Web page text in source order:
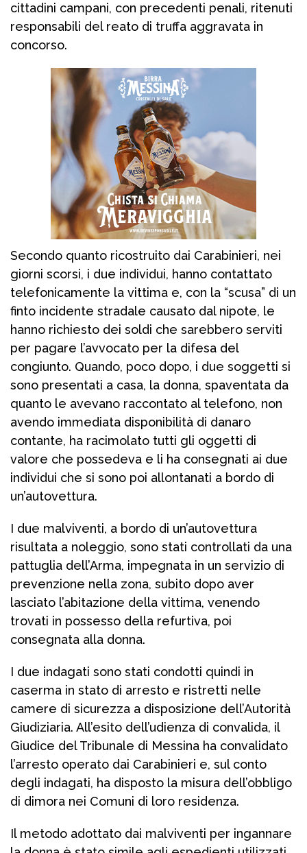
cittadini campani, con precedenti penali, ritenuti
responsabili del reato di truffa aggravata in
concorso.
Secondo quanto ricostruito dai Carabinieri, nei
giorni scorsi, i due individui, hanno contattato
telefonicamente la vittima e, con la “scusa” di un
finto incidente stradale causato dal nipote, le
hanno richiesto dei soldi che sarebbero serviti
per pagare l’avvocato per la difesa del
congiunto. Quando, poco dopo, i due soggetti si
sono presentati a casa, la donna, spaventata da
quanto le avevano raccontato al telefono, non
avendo immediata disponibilità di danaro
contante, ha racimolato tutti gli oggetti di
valore che possedeva e li ha consegnati ai due
individui che si sono poi allontanati a bordo di
un’autovettura.
I due malviventi, a bordo di un’autovettura
risultata a noleggio, sono stati controllati da una
pattuglia dell’Arma, impegnata in un servizio di
prevenzione nella zona, subito dopo aver
lasciato l’abitazione della vittima, venendo
trovati in possesso della refurtiva, poi
consegnata alla donna.
I due indagati sono stati condotti quindi in
caserma in stato di arresto e ristretti nelle
camere di sicurezza a disposizione dell’Autorità
Giudiziaria. All’esito dell’udienza di convalida, il
Giudice del Tribunale di Messina ha convalidato
l’arresto operato dai Carabinieri e, sul conto
degli indagati, ha disposto la misura dell’obbligo
di dimora nei Comuni di loro residenza.
Il metodo adottato dai malviventi per ingannare